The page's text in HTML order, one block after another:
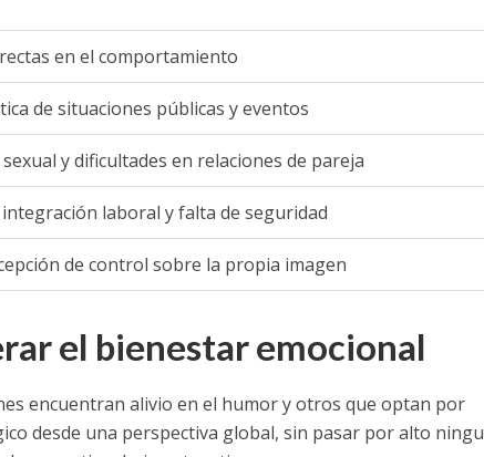
en el comportamiento
de situaciones públicas y eventos
y dificultades en relaciones de pareja
laboral y falta de seguridad
de control sobre la propia imagen
el bienestar emocional
encuentran alivio en el humor y otros que optan por
desde una perspectiva global, sin pasar por alto